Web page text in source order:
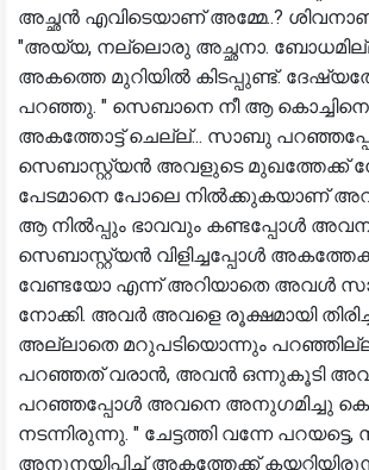
അച്ഛൻ എവിടെയാണ് അമ്മേ..?
"അയ്യ, നല്ലൊരു അച്ഛനാ.
അകത്തെ മുറിയിൽ കിടപ്പുണ്ട്.
പറഞ്ഞു. " സെബാനെ നീ ആ കൊച്ചിനെ
അകത്തോട്ട് ചെല്ല്... സാബു
സെബാസ്റ്റ്യൻ അവളുടെ മുഖത്തേക്ക്
പേടമാനെ പോലെ നിൽക്കുകയാണ്
ആ നിൽപ്പും ഭാവവും കണ്ടപ്പോൾ അവന്
സെബാസ്റ്റ്യൻ വിളിച്ചപ്പോൾ
വേണ്ടയോ എന്ന് അറിയാതെ അവൾ
നോക്കി. അവർ അവളെ രൂക്ഷമായി
അല്ലാതെ മറുപടിയൊന്നും
പറഞ്ഞത് വരാൻ, അവൻ ഒന്നുകൂടി
പറഞ്ഞപ്പോൾ അവനെ അനുഗമിച്ചു
നടന്നിരുന്നു. " ചേട്ടത്തി വന്നേ
അനുനയിപ്പിച്ച് അകത്തേക്ക്